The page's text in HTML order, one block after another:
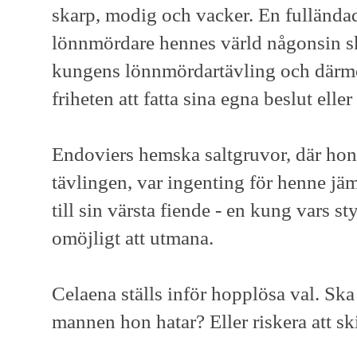
skarp, modig och vacker. En
lönnmördare hennes värld någonsin
kungens lönnmördartävling och
friheten att fatta sina egna beslut
Endoviers hemska saltgruvor, där
tävlingen, var ingenting för henne
till sin värsta fiende - en kung vars
omöjligt att utmana.
Celaena ställs inför hopplösa val.
mannen hon hatar? Eller riskera att